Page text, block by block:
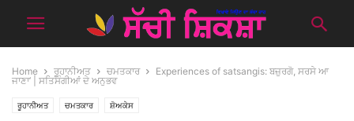
Home ਰੂਹਾਨੀਅਤ ਚਮਤਕਾਰ
Experiences of satsangis: ਬਜ਼ੁਰਗੋ, ਸਰਸੇ ਆ
ਜਾਣਾ’ | ਸਤਿਸੰਗੀਆਂ ਦੇ ਅਨੁਭਵ
ਰੂਹਾਨੀਅਤ ਚਮਤਕਾਰ ਸ਼ੋਅਕੇਸ